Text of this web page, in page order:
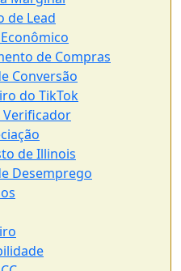
de Lead
de Compras
Conversão
do TikTok
Verificador
de Illinois
Desemprego